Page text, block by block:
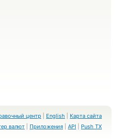
центр English
Карта сайта
валют
Приложения API Push TX